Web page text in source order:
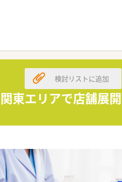
に安定した企業です。
経営を実現しています。
サポートも万全です。
望する方に最適です。
という方に勧めます。
魅力的なポイントです。
関係を構築できます。
きなメリットです。
いく実感が得られます。
東エリアで店舗展開
検討リストに追加